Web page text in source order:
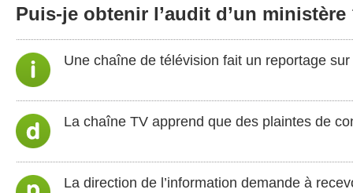
Puis-je obtenir l’audit d’un ministère
Une chaîne de télévision fait un reportage
La chaîne TV apprend que des plaintes de
La direction de l’information demande à